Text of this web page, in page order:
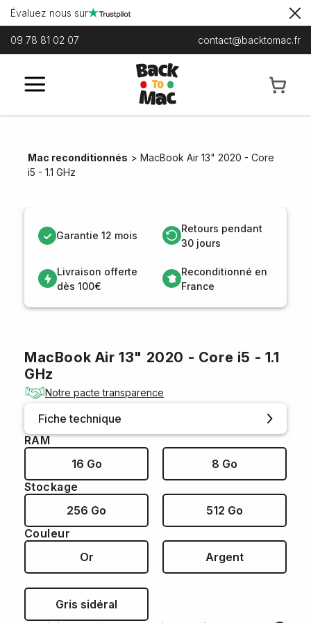
Évaluez nous sur
09 78 81 02 07 contact@backtomac.fr
Mac reconditionnés > MacBook Air 13" 2020 - Core
i5 - 1.1 GHz
Garantie 12 mois
Retours pendant
30 jours
Livraison offerte
dès 100€
Reconditionné en
France
MacBook Air 13" 2020 - Core i5 - 1.1
GHz
Notre pacte transparence
RAM
16 Go
8 Go
Stockage
256 Go
512 Go
Couleur
Or
Argent
Gris sidéral
Fiche technique